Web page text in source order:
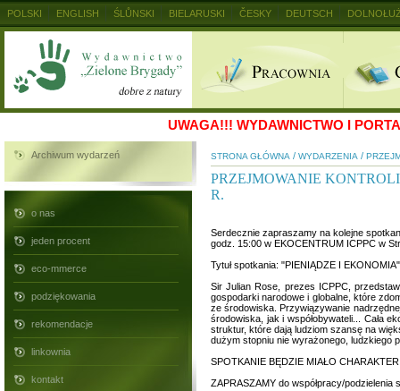
UWAGA!!! WYDAWNICTWO I
Archiwum wydarzeń
o nas
jeden procent
eco-mmerce
podziękowania
rekomendacje
linkownia
kontakt
STRONA GŁÓWNA / WYDARZENIA /
PRZEJMOWANIE
R.
Serdecznie zapraszamy na kolejne
godz. 15:00 w EKOCENTRUM ICPPC w
Tytuł spotkania: "PIENIĄDZE I EKONOMIA"
Sir Julian Rose, prezes ICPPC,
gospodarki narodowe i globalne, które
ze środowiska. Przywiązywanie
środowiska, jak i współobywateli... Cała
struktur, które dają ludziom szansę na
dużym stopniu nie wyrażonego, ludzkiego
SPOTKANIE BĘDZIE MIAŁO
ZAPRASZAMY do współpracy/
POLSKI ENGLISH ŚLŮNSKI BIELARUSKI ČESKY DEUTSCH